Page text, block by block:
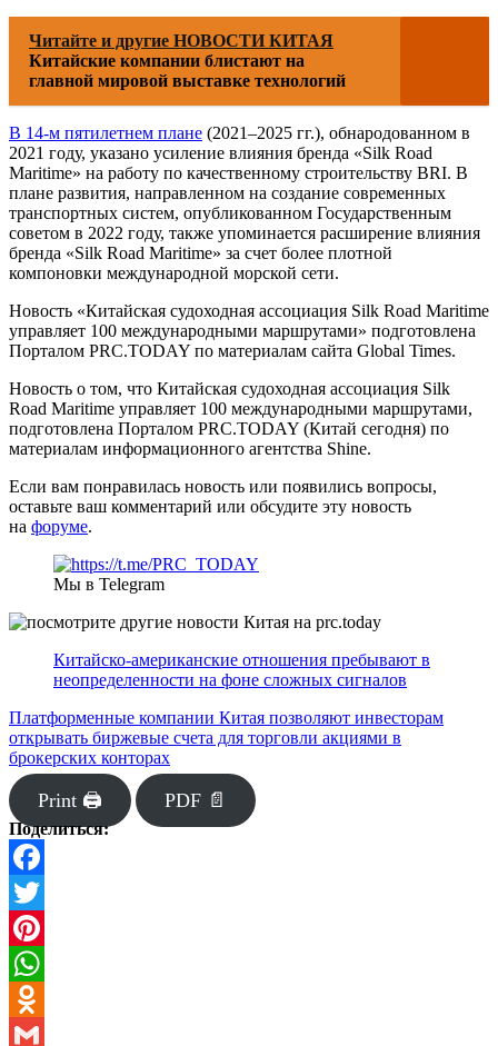
Читайте и другие НОВОСТИ КИТАЯ
Китайские компании блистают на
главной мировой выставке технологий
В 14-м пятилетнем плане (2021–2025 гг.), обнародованном в
2021 году, указано усиление влияния бренда «Silk Road
Maritime» на работу по качественному строительству BRI. В
плане развития, направленном на создание современных
транспортных систем, опубликованном Государственным
советом в 2022 году, также упоминается расширение влияния
бренда «Silk Road Maritime» за счет более плотной
компоновки международной морской сети.
Новость «Китайская судоходная ассоциация Silk Road Maritime
управляет 100 международными маршрутами» подготовлена
Порталом PRC.TODAY по материалам сайта Global Times.
Новость о том, что Китайская судоходная ассоциация Silk
Road Maritime управляет 100 международными маршрутами,
подготовлена Порталом PRC.TODAY (Китай сегодня) по
материалам информационного агентства Shine.
Если вам понравилась новость или появились вопросы,
оставьте ваш комментарий или обсудите эту новость
на форуме.
Мы в Telegram
Китайско-американские отношения пребывают в
неопределенности на фоне сложных сигналов
Платформенные компании Китая позволяют инвесторам
открывать биржевые счета для торговли акциями в
брокерских конторах
Print 🖨 PDF 📄
Поделиться:
Facebook
Twitter
Pinterest
WhatsApp
Odnoklassniki